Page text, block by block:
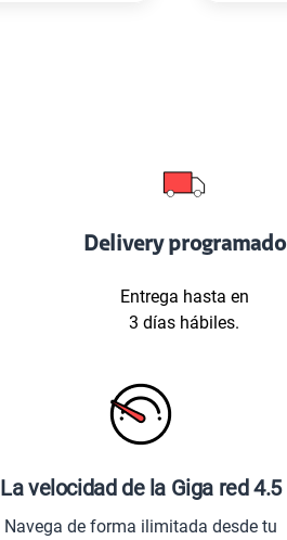
Delivery programado
Entrega hasta en
3 días hábiles.
La velocidad de la Giga red 4.5
Navega de forma ilimitada desde tu